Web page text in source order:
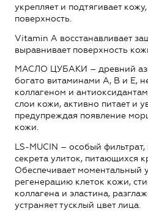
укрепляет и подтягивает
поверхность.
Vitamin A восстанавливает
выравнивает поверхность
МАСЛО ЦУБАКИ – древний
богато витаминами А, В и Е,
коллагеном и
слои кожи, активно питает и
предупреждая появление
кожи.
LS-MUCIN – особый
секрета улиток, питающихся
Обеспечивает моментальный
регенерацию клеток кожи,
коллагена и эластина,
устраняет тусклый цвет лица.